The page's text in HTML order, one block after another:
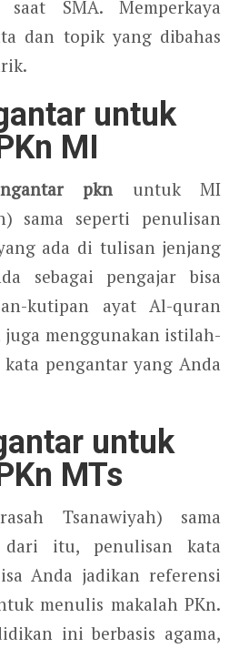
SMA. Memperkaya
dan topik yang dibahas
untuk
MI
pkn untuk MI
sama seperti penulisan
ada di tulisan jenjang
sebagai pengajar bisa
kutipan ayat Al-quran
juga menggunakan istilah-
pengantar yang Anda
untuk
MTs
Tsanawiyah) sama
dari itu, penulisan kata
Anda jadikan referensi
menulis makalah PKn.
ini berbasis agama,